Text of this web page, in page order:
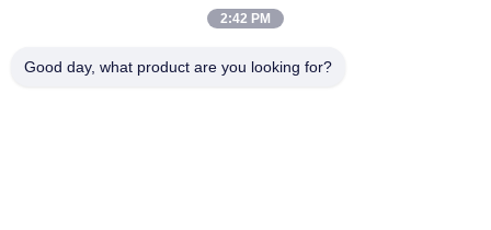
2:42 PM
Good day, what product are you looking for?